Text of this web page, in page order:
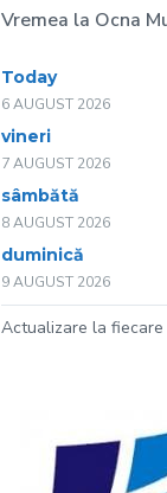
Vremea la Ocna
Today
6 AUGUST 2026
vineri
7 AUGUST 2026
sâmbătă
8 AUGUST 2026
duminică
9 AUGUST 2026
Actualizare la fiecare